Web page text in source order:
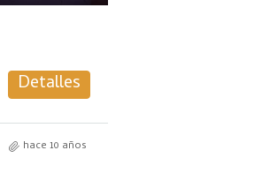
Detalles
hace 10 años